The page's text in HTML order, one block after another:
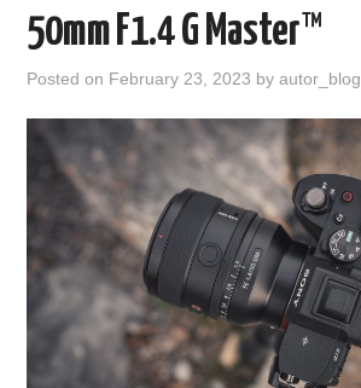
50mm F1.4 G Master™
Posted on February 23, 2023 byautor_blog